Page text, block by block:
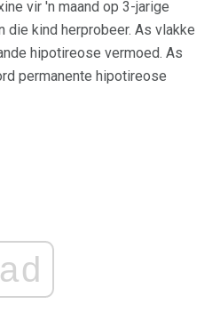
vir 'n maand op 3-jarige
die kind herprobeer. As vlakke
hipotireose vermoed. As
permanente hipotireose
ad